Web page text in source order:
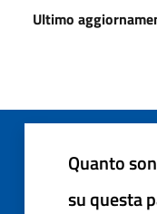
Ultimo
Quanto
su questa